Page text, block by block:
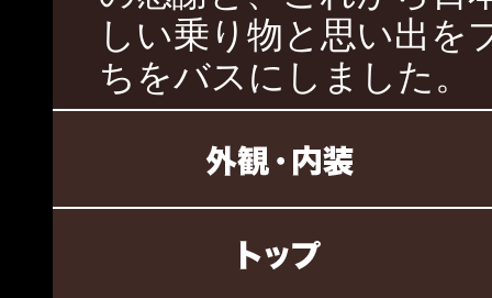
しい乗り物と思い出を
ちをバスにしました。